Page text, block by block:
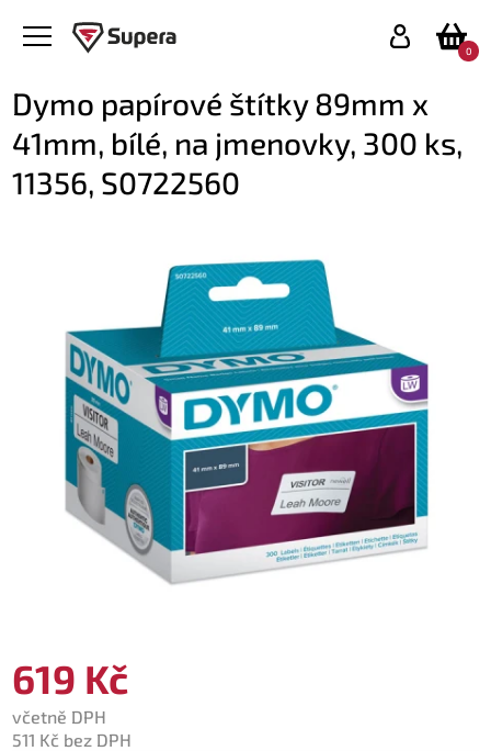
0
Dymo papírové štítky 89mm x
41mm, bílé, na jmenovky, 300 ks,
11356, S0722560
619 Kč
včetně DPH
511 Kč bez DPH